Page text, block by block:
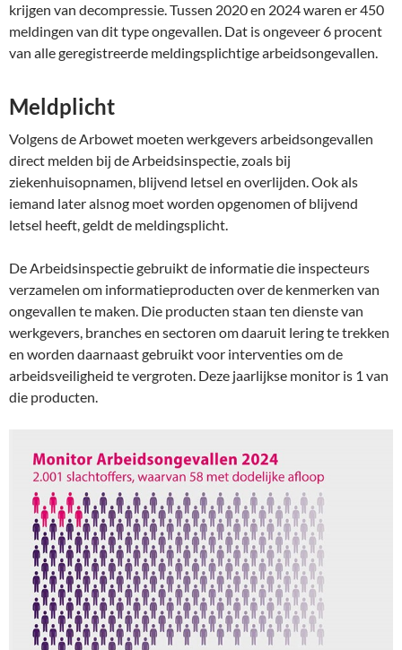
krijgen van decompressie. Tussen 2020 en 2024 waren er 450
meldingen van dit type ongevallen. Dat is ongeveer 6 procent
van alle geregistreerde meldingsplichtige arbeidsongevallen.
Meldplicht
Volgens de Arbowet moeten werkgevers arbeidsongevallen
direct melden bij de Arbeidsinspectie, zoals bij
ziekenhuisopnamen, blijvend letsel en overlijden. Ook als
iemand later alsnog moet worden opgenomen of blijvend
letsel heeft, geldt de meldingsplicht.
De Arbeidsinspectie gebruikt de informatie die inspecteurs
verzamelen om informatieproducten over de kenmerken van
ongevallen te maken. Die producten staan ten dienste van
werkgevers, branches en sectoren om daaruit lering te trekken
en worden daarnaast gebruikt voor interventies om de
arbeidsveiligheid te vergroten. Deze jaarlijkse monitor is 1 van
die producten.